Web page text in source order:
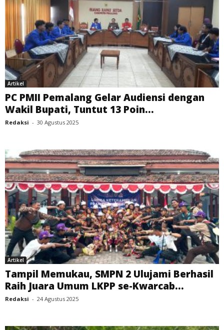
Artikel
PC PMII Pemalang Gelar Audiensi dengan
Wakil Bupati, Tuntut 13 Poin...
Redaksi - 30 Agustus 2025
Artikel
Tampil Memukau, SMPN 2 Ulujami Berhasil
Raih Juara Umum LKPP se-Kwarcab...
Redaksi - 24 Agustus 2025